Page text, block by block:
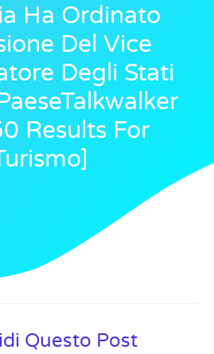
Ha Ordinato
Del Vice
Degli Stati
Results For
Questo Post